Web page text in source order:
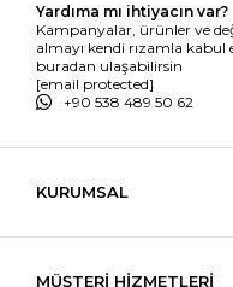
Yardıma mı ihtiyacın var?
Kampanyalar, ürünler ve
almayı kendi rızamla
buradan ulaşabilirsin
[email protected]
+90 538 489 50 62
KURUMSAL
MÜŞTERİ HİZMETLERİ